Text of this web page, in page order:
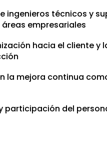
ingenieros técnicos y
empresariales
hacia el cliente y
la mejora continua
participación del